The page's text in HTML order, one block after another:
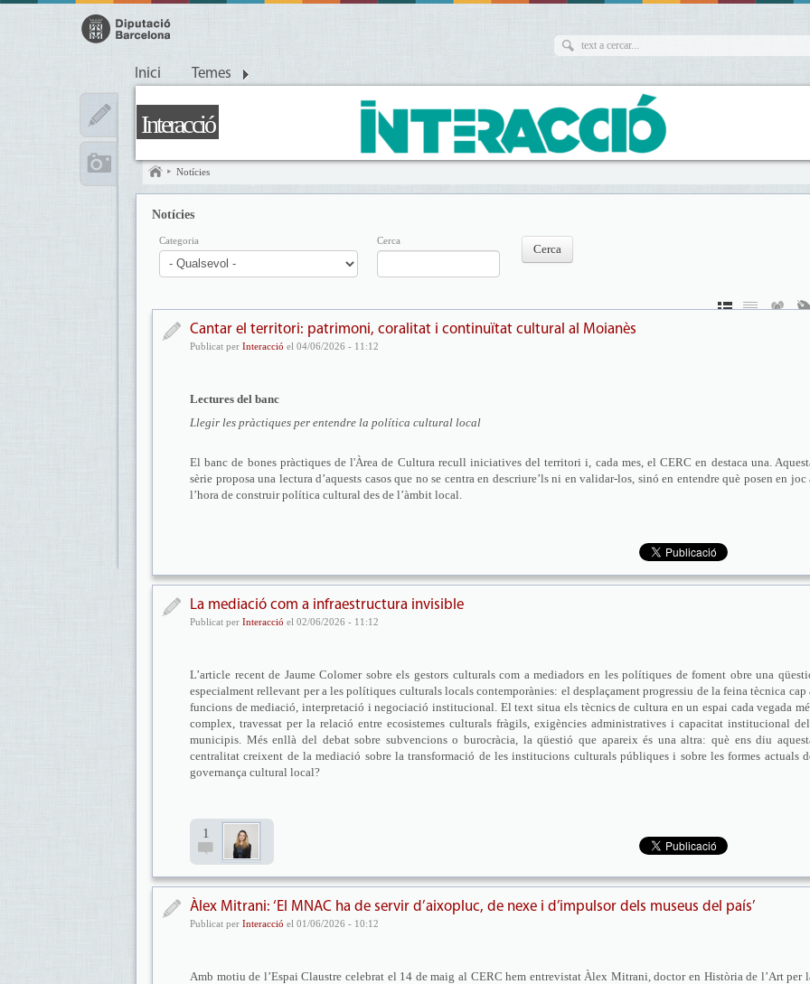
Inici Temes
Interacció
Notícies
Notícies
Categoria Cerca
Cantar el territori: patrimoni, coralitat i continuïtat cultural al Moianès
Publicat per Interacció el 04/06/2026 - 11:12
Lectures del banc
Llegir les pràctiques per entendre la política cultural local
El banc de bones pràctiques de l'Àrea de Cultura recull iniciatives del territori i, cada mes, el CERC en destaca una.
sèrie proposa una lectura d’aquests casos que no se centra en descriure’ls ni en validar-los, sinó en entendre què posen en joc
l’hora de construir política cultural des de l’àmbit local.
La mediació com a infraestructura invisible
Publicat per Interacció el 02/06/2026 - 11:12
L’article recent de Jaume Colomer sobre els gestors culturals com a mediadors en les polítiques de foment obre una
especialment rellevant per a les polítiques culturals locals contemporànies: el desplaçament progressiu de la feina tècnica cap
funcions de mediació, interpretació i negociació institucional. El text situa els tècnics de cultura en un espai cada vegada
complex, travessat per la relació entre ecosistemes culturals fràgils, exigències administratives i capacitat institucional
municipis. Més enllà del debat sobre subvencions o burocràcia, la qüestió que apareix és una altra: què ens diu
centralitat creixent de la mediació sobre la transformació de les institucions culturals públiques i sobre les formes actuals
governança cultural local?
1
Àlex Mitrani: ‘El MNAC ha de servir d’aixopluc, de nexe i d’impulsor dels museus del país’
Publicat per Interacció el 01/06/2026 - 10:12
Amb motiu de l’Espai Claustre celebrat el 14 de maig al CERC hem entrevistat Àlex Mitrani, doctor en Història de l’Art per